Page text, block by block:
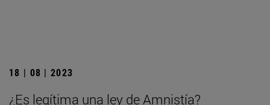
18 | 08 | 2023
¿Es legítima una ley de Amnistía?